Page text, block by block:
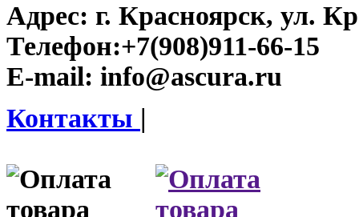
Адрес: г. Красноярск, ул.
Телефон:+7(908)911-66-15
E-mail: info@ascura.ru
Контакты |